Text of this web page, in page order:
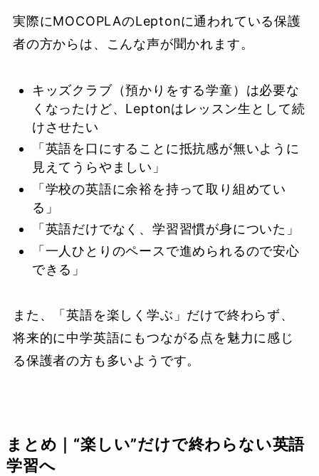
実際にMOCOPLAのLeptonに通われている保護
者の方からは、こんな声が聞かれます。
キッズクラブ（預かりをする学童）は必要な
くなったけど、Leptonはレッスン生として続
けさせたい
「英語を口にすることに抵抗感が無いように
見えてうらやましい」
「学校の英語に余裕を持って取り組めてい
る」
「英語だけでなく、学習習慣が身についた」
「一人ひとりのペースで進められるので安心
できる」
また、「英語を楽しく学ぶ」だけで終わらず、
将来的に中学英語にもつながる点を魅力に感じ
る保護者の方も多いようです。
まとめ｜“楽しい”だけで終わらない英語
学習へ